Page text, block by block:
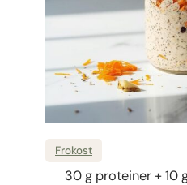
Frokost
30 g proteiner + 10